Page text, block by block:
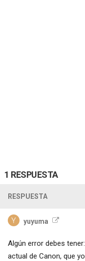
1 RESPUESTA
RESPUESTA
yuyuma
Algún error debes
actual de Canon, que